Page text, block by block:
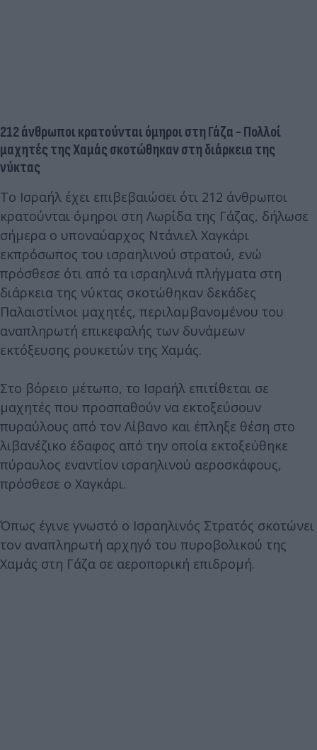
212 άνθρωποι κρατούνται όμηροι στη Γάζα - Πολλοί
μαχητές της Χαμάς σκοτώθηκαν στη διάρκεια της
νύκτας
Το Ισραήλ έχει επιβεβαιώσει ότι 212 άνθρωποι
κρατούνται όμηροι στη Λωρίδα της Γάζας, δήλωσε
σήμερα ο υποναύαρχος Ντάνιελ Χαγκάρι
εκπρόσωπος του ισραηλινού στρατού, ενώ
πρόσθεσε ότι από τα ισραηλινά πλήγματα στη
διάρκεια της νύκτας σκοτώθηκαν δεκάδες
Παλαιστίνιοι μαχητές, περιλαμβανομένου του
αναπληρωτή επικεφαλής των δυνάμεων
εκτόξευσης ρουκετών της Χαμάς.
Στο βόρειο μέτωπο, το Ισραήλ επιτίθεται σε
μαχητές που προσπαθούν να εκτοξεύσουν
πυραύλους από τον Λίβανο και έπληξε θέση στο
λιβανέζικο έδαφος από την οποία εκτοξεύθηκε
πύραυλος εναντίον ισραηλινού αεροσκάφους,
πρόσθεσε ο Χαγκάρι.
Όπως έγινε γνωστό ο Ισραηλινός Στρατός σκοτώνει
τον αναπληρωτή αρχηγό του πυροβολικού της
Χαμάς στη Γάζα σε αεροπορική επιδρομή.